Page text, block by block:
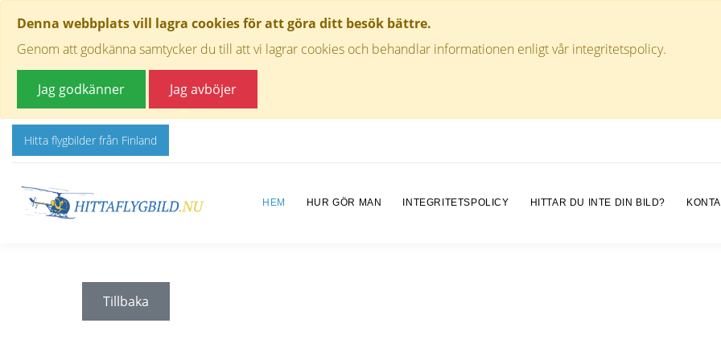
Denna webbplats vill lagra cookies för att göra ditt besök bättre.
Genom att godkänna samtycker du till att vi lagrar cookies och behandlar informationen enligt vår integritetspolicy.
Jag godkänner Jag avböjer
Hitta flygbilder från Finland
HEM HUR GÖR MAN INTEGRITETSPOLICY HITTAR DU INTE DIN BILD?
Tillbaka